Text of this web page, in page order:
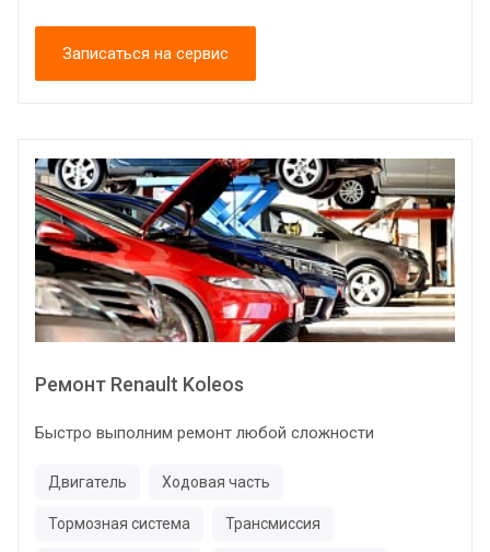
Записаться на сервис
Ремонт Renault Koleos
Быстро выполним ремонт любой сложности
Двигатель Ходовая часть
Тормозная система Трансмиссия